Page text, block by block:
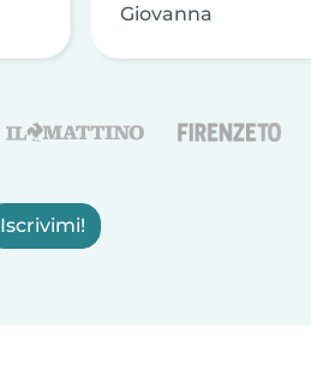
Giovanna
Iscrivimi!